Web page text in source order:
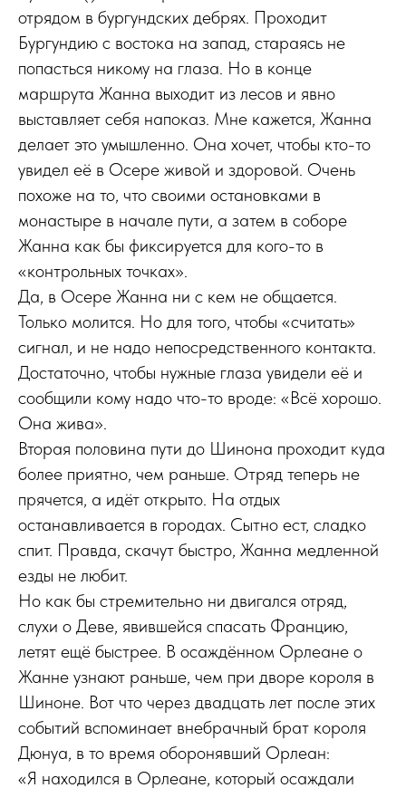
отрядом в бургундских дебрях. Проходит
Бургундию с востока на запад, стараясь не
попасться никому на глаза. Но в конце
маршрута Жанна выходит из лесов и явно
выставляет себя напоказ. Мне кажется, Жанна
делает это умышленно. Она хочет, чтобы кто-то
увидел её в Осере живой и здоровой. Очень
похоже на то, что своими остановками в
монастыре в начале пути, а затем в соборе
Жанна как бы фиксируется для кого-то в
«контрольных точках».
Да, в Осере Жанна ни с кем не общается.
Только молится. Но для того, чтобы «считать»
сигнал, и не надо непосредственного контакта.
Достаточно, чтобы нужные глаза увидели её и
сообщили кому надо что-то вроде: «Всё хорошо.
Она жива».
Вторая половина пути до Шинона проходит куда
более приятно, чем раньше. Отряд теперь не
прячется, а идёт открыто. На отдых
останавливается в городах. Сытно ест, сладко
спит. Правда, скачут быстро, Жанна медленной
езды не любит.
Но как бы стремительно ни двигался отряд,
слухи о Деве, явившейся спасать Францию,
летят ещё быстрее. В осаждённом Орлеане о
Жанне узнают раньше, чем при дворе короля в
Шиноне. Вот что через двадцать лет после этих
событий вспоминает внебрачный брат короля
Дюнуа, в то время оборонявший Орлеан:
«Я находился в Орлеане, который осаждали